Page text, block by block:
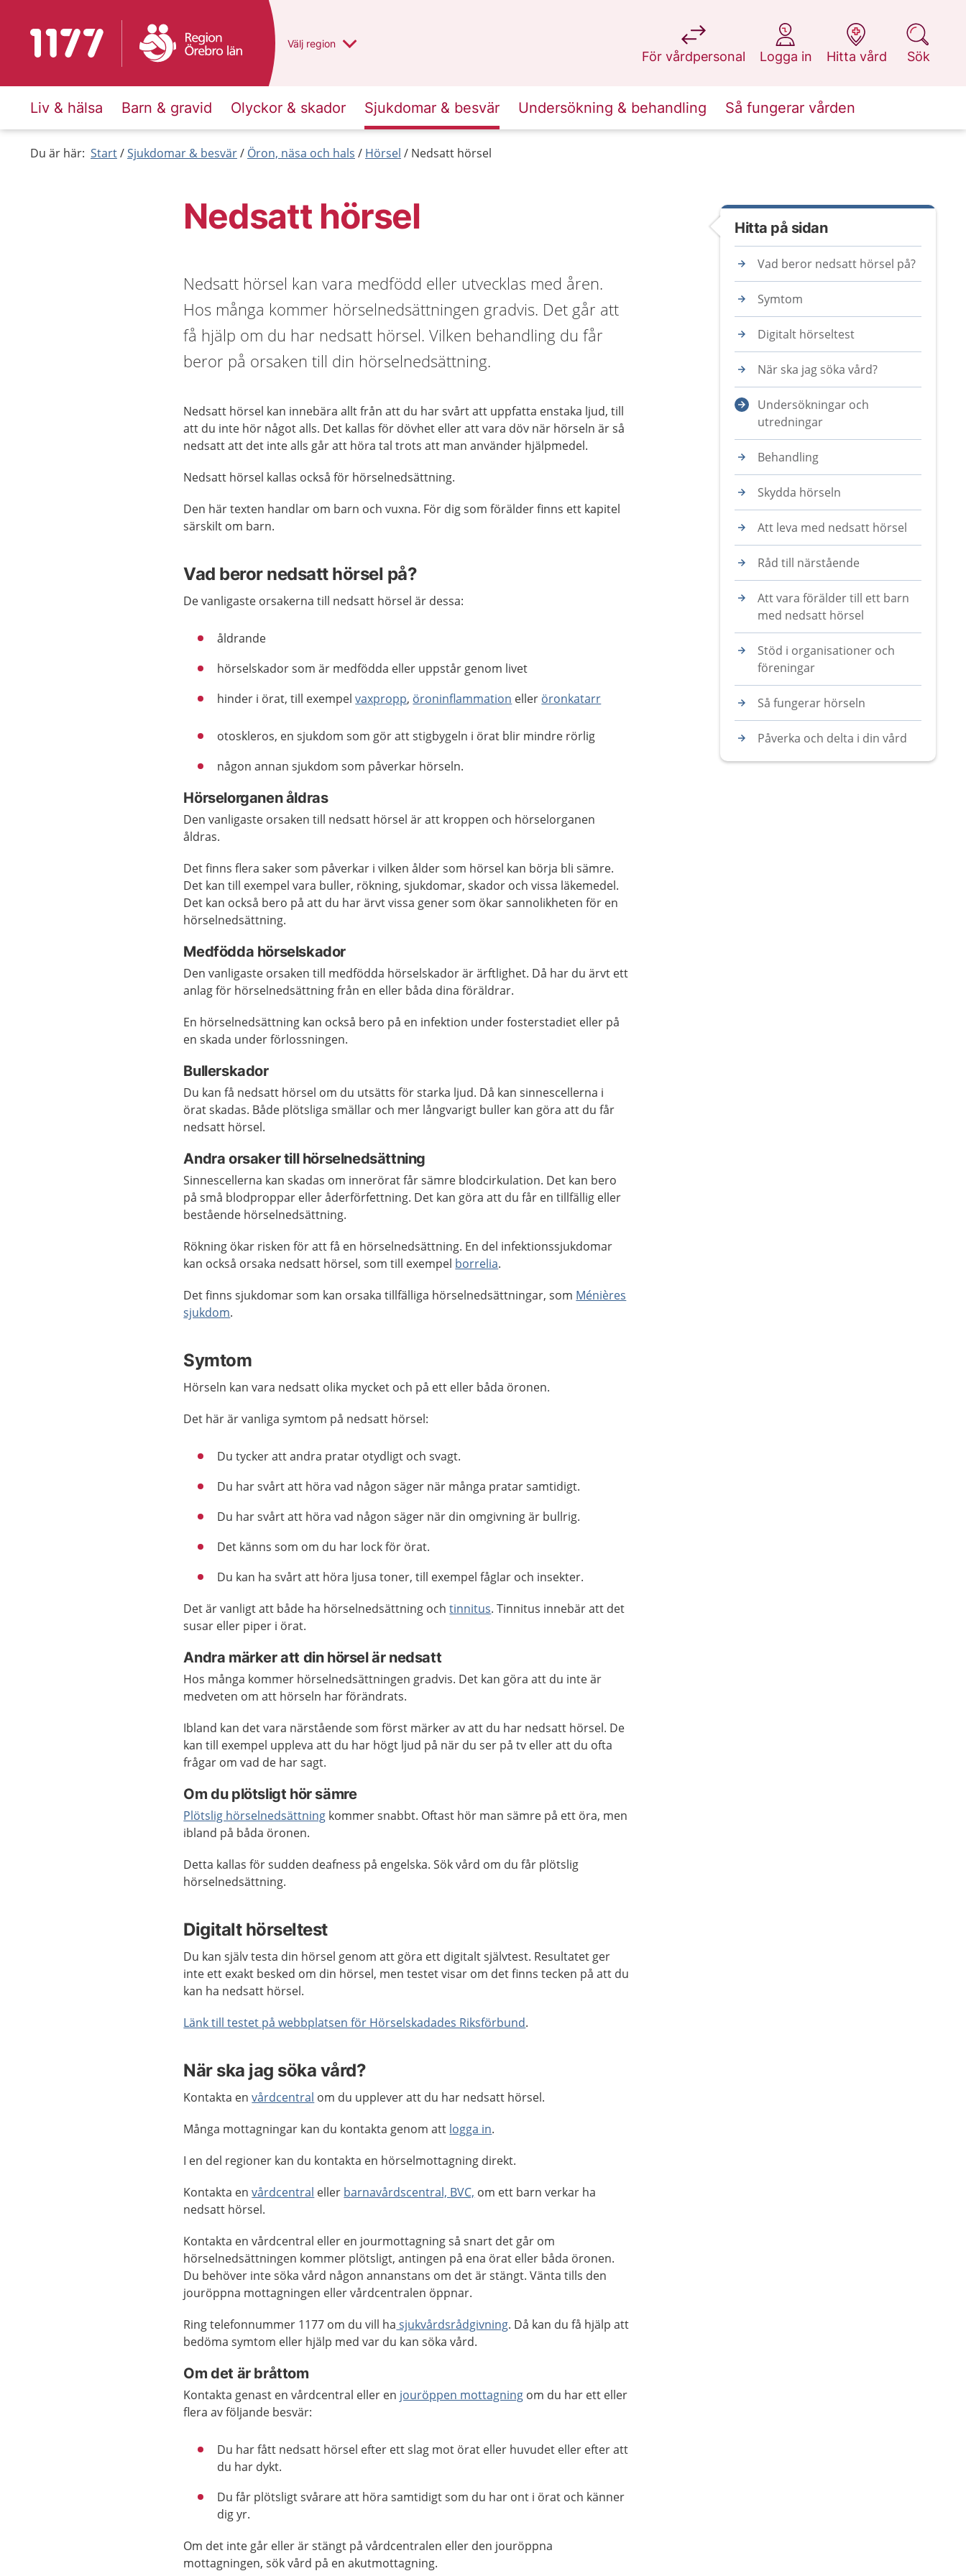
Till startsidan för 1177 Du har valt region
Välj en annan
region
För vårdpersonal
på 1177.se
Logga in
på 1177.se
Hitta vård
på 1177.se
Sök
på 1177.se
Liv & hälsa Barn & gravid Olyckor & skador Sjukdomar & besvär Undersökning & behandling Så fungerar vården
Du är här: Start Sjukdomar & besvär Öron, näsa och hals Hörsel Nedsatt hörsel
Nedsatt hörsel
Nedsatt hörsel kan vara medfödd eller utvecklas med åren.
Hos många kommer hörselnedsättningen gradvis. Det går att
få hjälp om du har nedsatt hörsel. Vilken behandling du får
beror på orsaken till din hörselnedsättning.
Nedsatt hörsel kan innebära allt från att du har svårt att uppfatta enstaka ljud, till
att du inte hör något alls. Det kallas för dövhet eller att vara döv när hörseln är så
nedsatt att det inte alls går att höra tal trots att man använder hjälpmedel.
Nedsatt hörsel kallas också för hörselnedsättning.
Den här texten handlar om barn och vuxna. För dig som förälder finns ett kapitel
särskilt om barn.
Vad beror nedsatt hörsel på?
De vanligaste orsakerna till nedsatt hörsel är dessa:
åldrande
hörselskador som är medfödda eller uppstår genom livet
hinder i örat, till exempelvaxpropp, öroninflammation eller öronkatarr
otoskleros, en sjukdom som gör att stigbygeln i örat blir mindre rörlig
någon annan sjukdom som påverkar hörseln.
Hörselorganen åldras
Den vanligaste orsaken till nedsatt hörsel är att kroppen och hörselorganen
åldras.
Det finns flera saker som påverkar i vilken ålder som hörsel kan börja bli sämre.
Det kan till exempel vara buller, rökning, sjukdomar, skador och vissa läkemedel.
Det kan också bero på att du har ärvt vissa gener som ökar sannolikheten för en
hörselnedsättning.
Medfödda hörselskador
Den vanligaste orsaken till medfödda hörselskador är ärftlighet. Då har du ärvt ett
anlag för hörselnedsättning från en eller båda dina föräldrar.
En hörselnedsättning kan också bero på en infektion under fosterstadiet eller på
en skada under förlossningen.
Bullerskador
Du kan få nedsatt hörsel om du utsätts för starka ljud. Då kan sinnescellerna i
örat skadas. Både plötsliga smällar och mer långvarigt buller kan göra att du får
nedsatt hörsel.
Andra orsaker till hörselnedsättning
Sinnescellerna kan skadas om innerörat får sämre blodcirkulation. Det kan bero
på små blodproppar eller åderförfettning. Det kan göra att du får en tillfällig eller
bestående hörselnedsättning.
Rökning ökar risken för att få en hörselnedsättning. En del infektionssjukdomar
kan också orsaka nedsatt hörsel, som till exempel borrelia.
Det finns sjukdomar som kan orsaka tillfälliga hörselnedsättningar, som Ménières
sjukdom.
Symtom
Hörseln kan vara nedsatt olika mycket och på ett eller båda öronen.
Det här är vanliga symtom på nedsatt hörsel:
Du tycker att andra pratar otydligt och svagt.
Du har svårt att höra vad någon säger när många pratar samtidigt.
Du har svårt att höra vad någon säger när din omgivning är bullrig.
Det känns som om du har lock för örat.
Du kan ha svårt att höra ljusa toner, till exempel fåglar och insekter.
Det är vanligt att både ha hörselnedsättning ochtinnitus. Tinnitus innebär att det
susar eller piper i örat.
Andra märker att din hörsel är nedsatt
Hos många kommer hörselnedsättningen gradvis. Det kan göra att du inte är
medveten om att hörseln har förändrats.
Ibland kan det vara närstående som först märker av att du har nedsatt hörsel. De
kan till exempel uppleva att du har högt ljud på när du ser på tv eller att du ofta
frågar om vad de har sagt.
Om du plötsligt hör sämre
Plötslig hörselnedsättning kommer snabbt. Oftast hör man sämre på ett öra, men
ibland på båda öronen.
Detta kallas för sudden deafness på engelska. Sök vård om du får plötslig
hörselnedsättning.
Digitalt hörseltest
Du kan själv testa din hörsel genom att göra ett digitalt självtest. Resultatet ger
inte ett exakt besked om din hörsel, men testet visar om det finns tecken på att du
kan ha nedsatt hörsel.
Länk till testet på webbplatsen för Hörselskadades Riksförbund.
När ska jag söka vård?
Kontakta envårdcentral om du upplever att du har nedsatt hörsel.
Många mottagningar kan du kontakta genom att logga in.
I en del regioner kan du kontakta en hörselmottagning direkt.
Kontakta envårdcentral eller barnavårdscentral, BVC, om ett barn verkar ha
nedsatt hörsel.
Kontakta en vårdcentral eller en jourmottagning så snart det går om
hörselnedsättningen kommer plötsligt, antingen på ena örat eller båda öronen.
Du behöver inte söka vård någon annanstans om det är stängt. Vänta tills den
jouröppna mottagningen eller vårdcentralen öppnar.
Ring telefonnummer 1177 om du vill ha sjukvårdsrådgivning. Då kan du få hjälp att
bedöma symtom eller hjälp med var du kan söka vård.
Om det är bråttom
Kontakta genast en vårdcentral eller en jouröppen mottagning om du har ett eller
flera av följande besvär:
Du har fått nedsatt hörsel efter ett slag mot örat eller huvudet eller efter att
du har dykt.
Du får plötsligt svårare att höra samtidigt som du har ont i örat och känner
dig yr.
Om det inte går eller är stängt på vårdcentralen eller den jouröppna
mottagningen, sök vård på en akutmottagning.
Hitta på sidan
Vad beror nedsatt hörsel på?
Symtom
Digitalt hörseltest
När ska jag söka vård?
Undersökningar och
utredningar
Behandling
Skydda hörseln
Att leva med nedsatt hörsel
Råd till närstående
Att vara förälder till ett barn
med nedsatt hörsel
Stöd i organisationer och
föreningar
Så fungerar hörseln
Påverka och delta i din vård